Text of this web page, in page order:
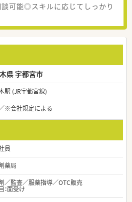
可能◎スキルに応じてしっかり
県 宇都宮市
駅 (JR宇都宮線)
※会社規定による
員
薬局
／監査／服薬指導／OTC販売
：面受け